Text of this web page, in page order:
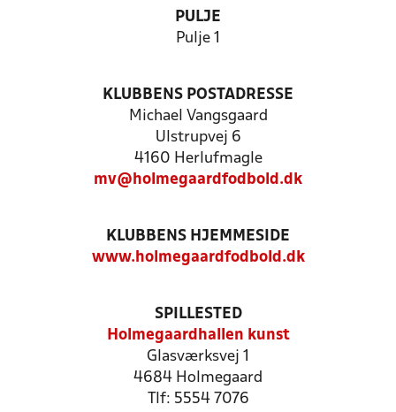
PULJE
Pulje 1
KLUBBENS POSTADRESSE
Michael Vangsgaard
Ulstrupvej 6
4160 Herlufmagle
mv@holmegaardfodbold.dk
KLUBBENS HJEMMESIDE
www.holmegaardfodbold.dk
SPILLESTED
Holmegaardhallen kunst
Glasværksvej 1
4684 Holmegaard
Tlf: 5554 7076